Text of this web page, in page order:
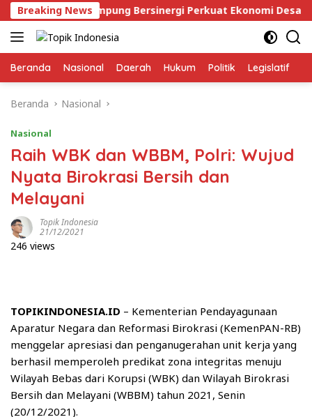
Langsung
ke
konten
Breaking News
Taruna Lampung Bersinergi Perkuat Ekonomi Desa
Beranda Nasional Daerah Hukum Politik Legislatif
Beranda Nasional
Nasional
Raih WBK dan WBBM, Polri: Wujud
Nyata Birokrasi Bersih dan
Melayani
Topik Indonesia
21/12/2021
246 views
TOPIKINDONESIA.ID – Kementerian Pendayagunaan
Aparatur Negara dan Reformasi Birokrasi (KemenPAN-RB)
menggelar apresiasi dan penganugerahan unit kerja yang
berhasil memperoleh predikat zona integritas menuju
Wilayah Bebas dari Korupsi (WBK) dan Wilayah Birokrasi
Bersih dan Melayani (WBBM) tahun 2021, Senin
(20/12/2021).